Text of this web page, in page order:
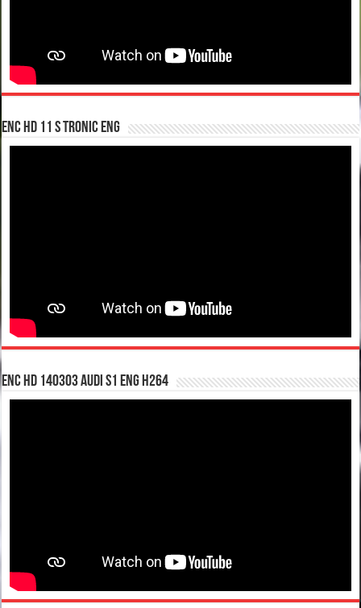
enc hd 11 S tronic ENG
enc hd 140303 Audi S1 ENG H264